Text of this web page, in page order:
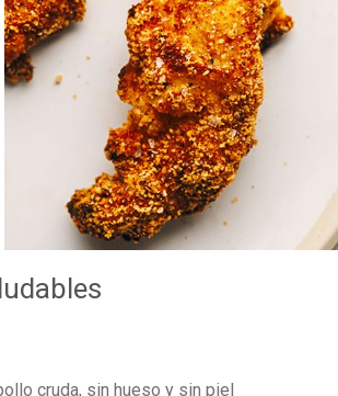
cruda, sin hueso y sin piel